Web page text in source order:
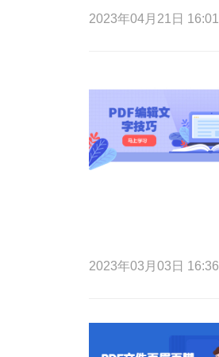
2023年04月21日 16:01
2023年03月03日 16:36